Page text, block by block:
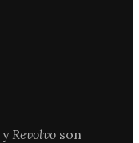
y Revolvo son